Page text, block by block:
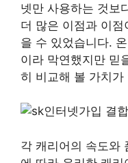
넷만 사용하는 것보
더 많은 이점과 이
을 수 있었습니다.
이라 막연했지만 믿
히 비교해 볼 가치가
각 캐리어의 속도와